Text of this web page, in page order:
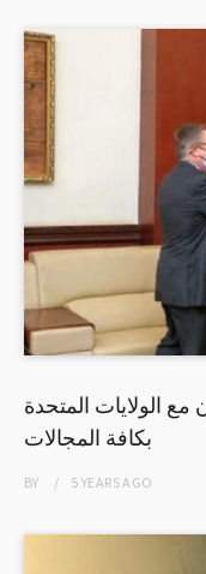
مع الولايات المتحدة
بكافة المجالات
BY 5 YEARSAGO